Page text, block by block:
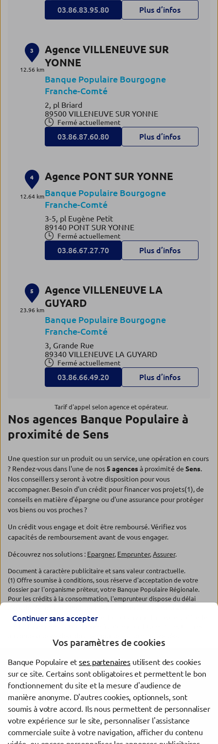
03.86.83.95.80 Plus d’infos
3
12.56 km
Agence VILLENEUVE SUR
YONNE
Banque Populaire Bourgogne
Franche-Comté
2, pl Briard
89500 VILLENEUVE SUR YONNE
Fermé actuellement
03.86.87.60.80 Plus d’infos
4
12.64 km
Agence PONT SUR YONNE
Banque Populaire Bourgogne
Franche-Comté
3-5, pl Eugène Petit
89140 PONT SUR YONNE
Fermé actuellement
03.86.67.27.70 Plus d’infos
5
23.96 km
Agence VILLENEUVE LA
GUYARD
Banque Populaire Bourgogne
Franche-Comté
3, Grande Rue
89340 VILLENEUVE LA GUYARD
Fermé actuellement
03.86.66.49.20 Plus d’infos
Tarif d'appel selon agence et opérateur.
Nos agences Banque Populaire à
proximité de Sens
Une question sur un produit ou un service, une opération en cours
? Rendez-vous dans l'une de nos5 agencesà proximité de Sens.
Nos conseillers y seront à votre disposition pour vous
accompagner. Besoin d'un crédit pour financer vos projets(1), de
conseils en matière d'épargne ou d'une assurance pour protéger
vos biens ou vos proches ?
Un crédit vous engage et doit être remboursé. Vérifiez vos
capacités de remboursement avant de vous engager.
Découvrez nos solutions : Epargner, Emprunter,Assurer.
Document à caractère publicitaire et sans valeur contractuelle.
(1) Offre soumise à conditions, sous réserve d'acceptation de votre
dossier par l'organisme prêteur, votre Banque Populaire Régionale.
Pour les crédits à la consommation, l'emprunteur dispose du délai
dispose d'un délai de réflexion de dix jours avant d'accepter l'offre de
Les agences Banque Populaire dans les villes à proximité
Sens
Montereau-Fault-Yonne
Auxerre
Continuer sans accepter
Vos paramètres de cookies
Banque Populaire etses partenaires utilisent des cookies
sur ce site. Certains sont obligatoires et permettent le bon
fonctionnement du site et la mesure d'audience de
manière anonyme. D'autres cookies, optionnels, sont
soumis à votre accord. Ils nous permettent de personnaliser
votre expérience sur le site, personnaliser l'assistance
commerciale suite à votre navigation, afficher du contenu